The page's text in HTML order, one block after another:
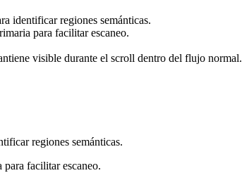
identificar regiones semánticas.
para facilitar escaneo.
visible durante el scroll dentro del flujo normal.
regiones semánticas.
facilitar escaneo.